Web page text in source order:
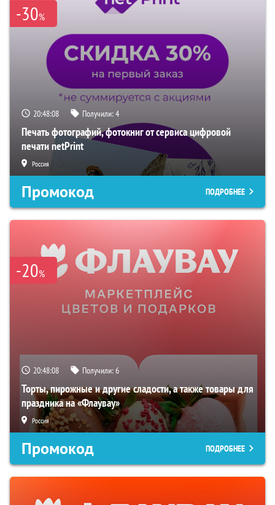
-30%
20:48:08 Получили:4
Печать фотографий, фотокниг от сервиса цифровой
печати netPrint
Россия
Промокод ПОДРОБНЕЕ
-20%
20:48:08 Получили:6
Торты, пирожные и другие сладости, а также товары для
праздника на «Флаувау»
Россия
Промокод ПОДРОБНЕЕ